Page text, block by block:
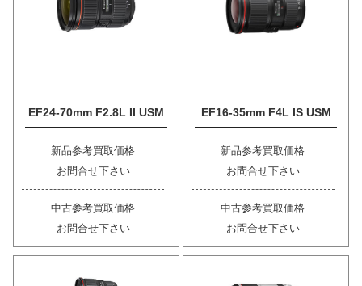
EF24-70mm F2.8L II USM
新品参考買取価格
お問合せ下さい
中古参考買取価格
お問合せ下さい
EF16-35mm F4L IS USM
新品参考買取価格
お問合せ下さい
中古参考買取価格
お問合せ下さい